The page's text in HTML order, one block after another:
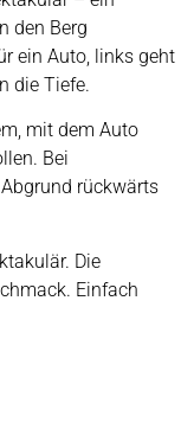
den Berg
ein Auto, links geht
die Tiefe.
mit dem Auto
Bei
rückwärts
Die
Einfach